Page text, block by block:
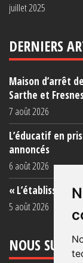
juillet 2025
DERNIERS
Maison d’arrêt
Sarthe et
7 août 2026
L’éducatif en
annoncés
6 août 2026
«
5 août 2026
NOUS SUIVRE